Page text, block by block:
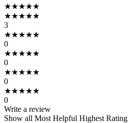
★★★★★
★★★★★
3
★★★★★
0
★★★★★
0
★★★★★
0
★★★★★
0
Write a review
Show all Most Helpful Highest Rating